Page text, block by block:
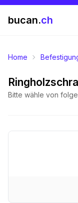
bucan.ch
Home
Bitte wähle von